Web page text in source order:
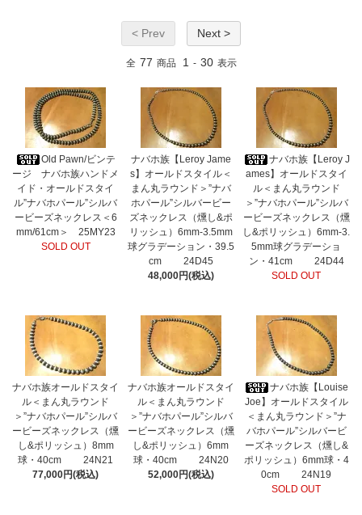
< Prev Next >
全 77 商品 1 - 30 表示
Old Pawn/ビンテ
ージ ナバホ族ハンドメ
イド・オールドスタイ
ル”ナバホパール”シルバ
ービーズネックレス＜6
mm/61cm＞ 25MY23
SOLD OUT
ナバホ族【Leroy Jame
s】オールドスタイル＜
まん丸ラウンド＞”ナバ
ホパール”シルバービー
ズネックレス（燻し&ポ
リッシュ）6mm-3.5mm
球グラデーション・39.5
cm 24D45
48,000円(税込)
ナバホ族【Leroy J
ames】オールドスタイ
ル＜まん丸ラウンド
＞”ナバホパール”シルバ
ービーズネックレス（燻
し&ポリッシュ）6mm-3.
5mm球グラデーショ
ン・41cm 24D44
SOLD OUT
ナバホ族オールドスタイ
ル＜まん丸ラウンド
＞”ナバホパール”シルバ
ービーズネックレス（燻
し&ポリッシュ）8mm
球・40cm 24N21
77,000円(税込)
ナバホ族オールドスタイ
ル＜まん丸ラウンド
＞”ナバホパール”シルバ
ービーズネックレス（燻
し&ポリッシュ）6mm
球・40cm 24N20
52,000円(税込)
ナバホ族【Louise
Joe】オールドスタイル
＜まん丸ラウンド＞”ナ
バホパール”シルバービ
ーズネックレス（燻し&
ポリッシュ）6mm球・4
0cm 24N19
SOLD OUT